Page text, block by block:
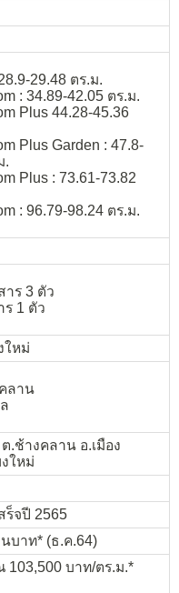
29.48 ตร.ม.
: 34.89-42.05 ตร.ม.
Plus 44.28-45.36
Plus Garden : 47.8-
.
Plus : 73.61-73.82
: 96.79-98.24 ตร.ม.
าร 3 ตัว
ร 1 ตัว
ใหม่
ลาน
.ช้างคลาน อ.เมือง
ใหม่
ร็จปี 2565
บาท* (ธ.ค.64)
103,500 บาท/ตร.ม.*